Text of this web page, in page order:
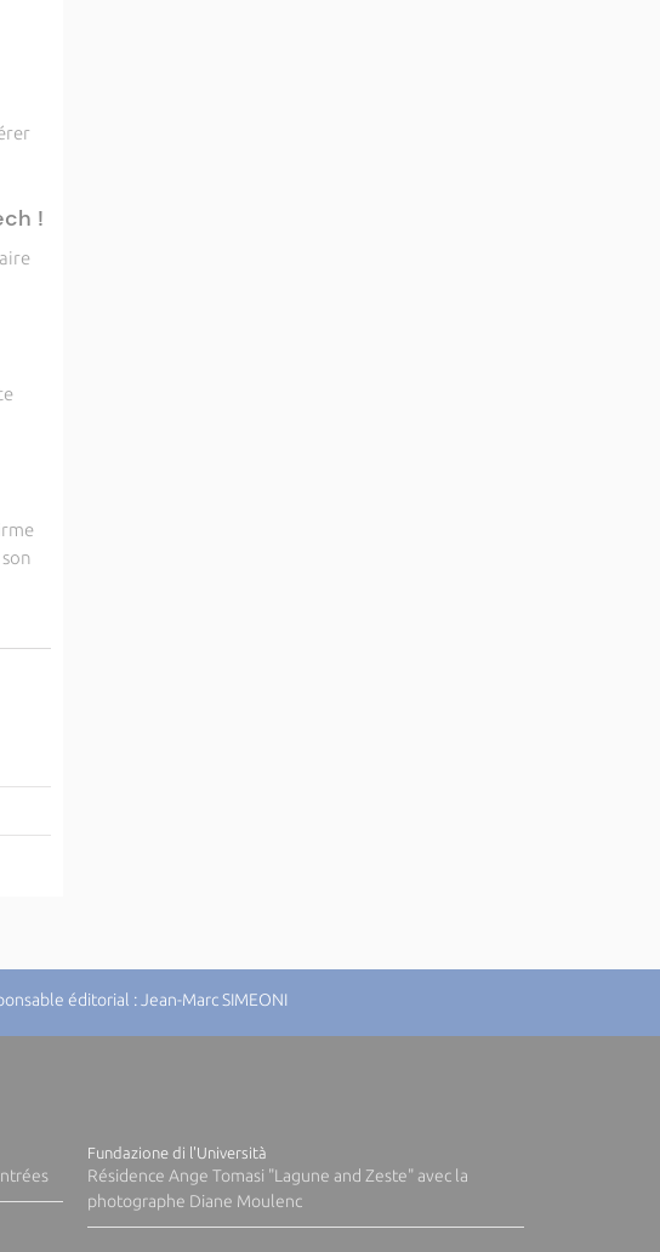
!
éditorial : Jean-Marc SIMEONI
Fundazione di l'Università
Résidence Ange Tomasi "Lagune and Zeste" avec la
photographe Diane Moulenc